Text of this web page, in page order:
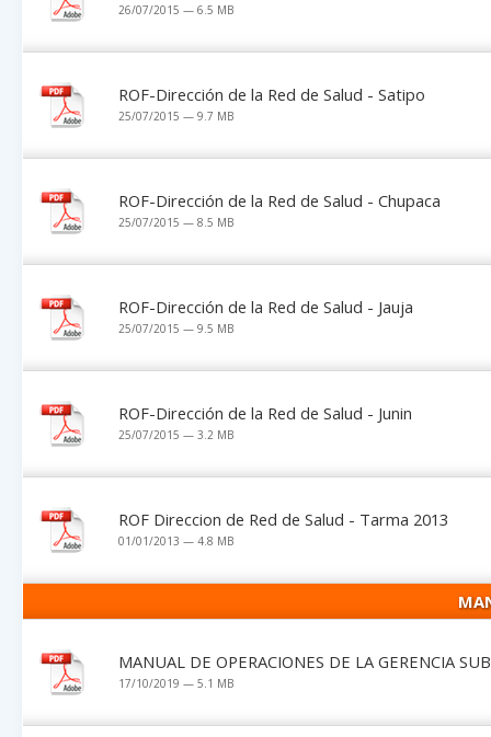
26/07/2015 — 6.5 MB
ROF-Dirección de la Red de Salud - Satipo
25/07/2015 — 9.7 MB
ROF-Dirección de la Red de Salud - Chupaca
25/07/2015 — 8.5 MB
ROF-Dirección de la Red de Salud - Jauja
25/07/2015 — 9.5 MB
ROF-Dirección de la Red de Salud - Junin
25/07/2015 — 3.2 MB
ROF Direccion de Red de Salud - Tarma 2013
01/01/2013 — 4.8 MB
MANUAL DE OPERACIONES DE LA GERENCIA
17/10/2019 — 5.1 MB